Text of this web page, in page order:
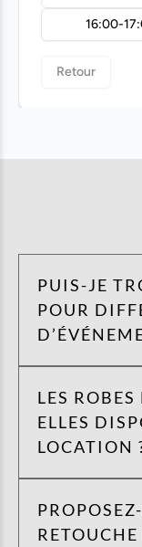
PUIS-JE
POUR
LES
ELLES
LOCATION